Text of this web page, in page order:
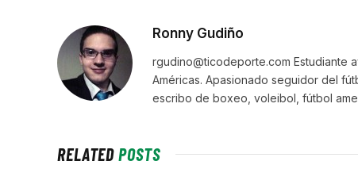
Ronny Gudiño
rgudino@ticodeporte.com Estudiante
Américas. Apasionado seguidor del
escribo de boxeo, voleibol, fútbol
RELATEDPOSTS